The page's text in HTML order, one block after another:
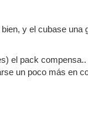
y el cubase una
el pack
un poco más en